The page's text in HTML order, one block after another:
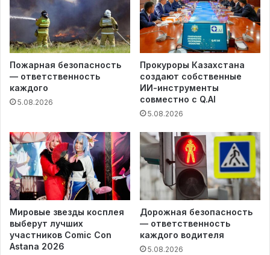
Пожарная безопасность
— ответственность
каждого
5.08.2026
Прокуроры Казахстана
создают собственные
ИИ-инструменты
совместно с Q.AI
5.08.2026
Мировые звезды косплея
выберут лучших
участников Comic Con
Astana 2026
Дорожная безопасность
— ответственность
каждого водителя
5.08.2026